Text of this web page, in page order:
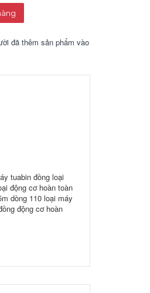
hàng
đã thêm sản phẩm vào
tuabin đồng loại
động cơ hoàn toàn
dòng 110 loại máy
động cơ hoàn